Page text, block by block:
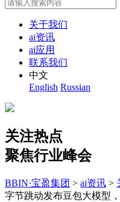
关于我们
ai资讯
ai应用
联系我们
中文
English Russian
关注热点
聚焦行业峰会
BBIN·宝盈集团 > ai资讯 >
字节跳动发布豆包大模型